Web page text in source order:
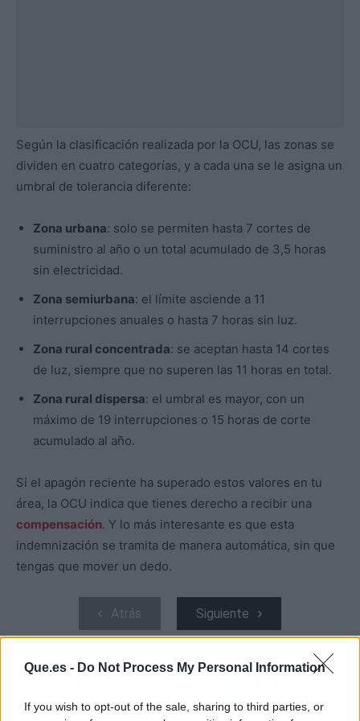
Que.es - Do Not Process My Personal Information
If you wish to opt-out of the sale, sharing to third parties, or
Según la clasificación realizada por la OCU, las zonas se
dividen en cuatro categorías, y a cada una se le asigna un
umbral de tolerancia diferente:
Zona urbana: solo se permiten hasta 7 cortes de
suministro al año o un total acumulado de 3,5 horas
sin electricidad.
Zona semiurbana: el límite asciende a 11
interrupciones anuales o hasta 7 horas sin luz.
Zona rural concentrada: se aceptan hasta 14 cortes
de luz, siempre que no superen las 11 horas en total.
Zona rural dispersa: el umbral es mayor, con un
máximo de 19 interrupciones o 15 horas de corte
acumulado al año.
Si el apagón reciente ha superado estos valores en tu
área, la OCU indica que tienes derecho a recibir una
compensación. Y lo más interesante es que esta
indemnización se tramita de manera automática, sin que
tengas que mover un dedo.
Atrás Siguiente